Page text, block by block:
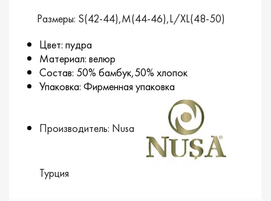
Размеры: S(42-44),M(44-46),L/XL(48-50)
Цвет: пудра
Материал: велюр
Состав: 50% бамбук,50% хлопок
Упаковка: Фирменная упаковка
Производитель: Nusa
Турция